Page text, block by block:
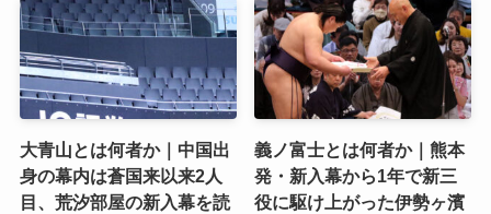
大青山とは何者か｜中国出
身の幕内は蒼国来以来2人
目、荒汐部屋の新入幕を読
義ノ富士とは何者か｜熊本
発・新入幕から1年で新三
役に駆け上がった伊勢ヶ濱